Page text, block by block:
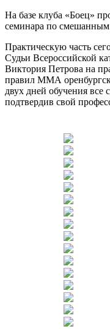
На базе клуба «Боец»
семинара по
Практическую часть
Судьи Всероссийской
Виктория Петрова на
правил ММА
двух дней обучения все
подтвердив свой